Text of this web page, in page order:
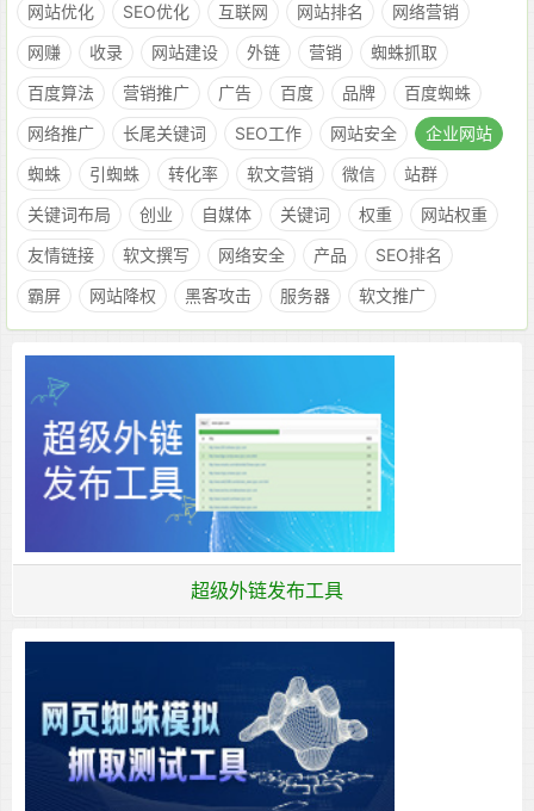
网站优化
SEO优化 互联网 网站排名
网络营销
网赚
收录 网站建设 外链 营销
蜘蛛抓取
百度算法
营销推广 广告 百度 品牌
百度蜘蛛
网络推广
长尾关键词 SEO工作 网站安全
企业网站
蜘蛛
引蜘蛛 转化率 软文营销 微信
站群
关键词布局
创业 自媒体 关键词 权重
网站权重
友情链接
软文撰写 网络安全 产品
SEO排名
霸屏
网站降权 黑客攻击 服务器 软文推广
超级外链发布工具